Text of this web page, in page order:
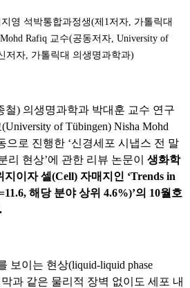
영 석박통합과정생(제1저자, 가톨릭대
Rafiq 교수(공동저자, University of
저자, 가톨릭대 의생명과학과)
철) 의생명과학과 박대훈 교수 연구
of Tübingen) Nisha Mohd
으로 진행한 ‘신경세포 시냅스 전 말
리 현상’에 관한 리뷰 논문이 생화학
이자 셀(Cell) 자매지인 ‘Trends in
해당 분야 상위 4.6%)’의 10월호
보이는 현상(liquid-liquid phase
막과 같은 물리적 장벽 없이도 세포 내